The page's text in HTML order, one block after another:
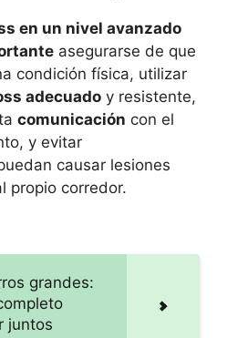
en un nivel avanzado
asegurarse de que
condición física, utilizar
adecuado y resistente,
comunicación con el
y evitar
causar lesiones
propio corredor.
grandes:
juntos